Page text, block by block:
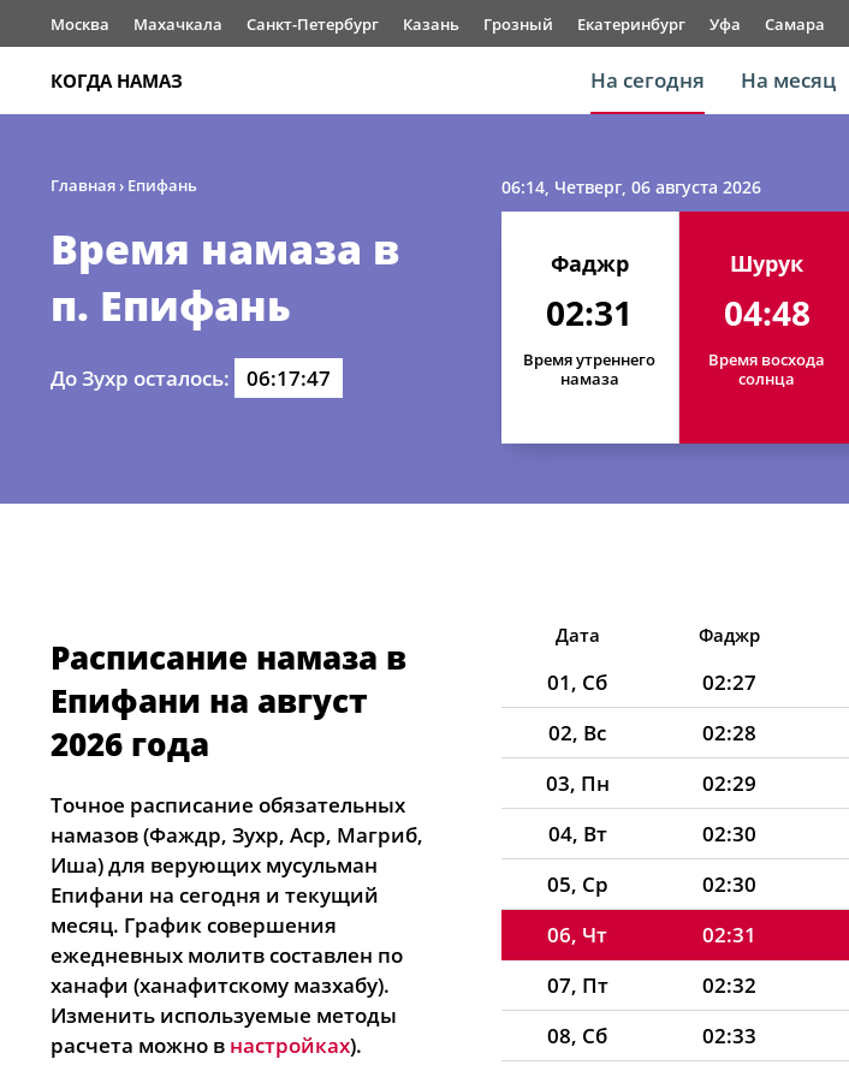
Москва Махачкала Санкт-Петербург Казань Грозный Екатеринбург Уфа Самара
КОГДА НАМАЗ На сегодня На месяц
Главная› Епифань
Время намаза в
п. Епифань
До Зухр осталось: 06:17:47
06:14, Четверг, 06 августа 2026
Фаджр
02:31
Время утреннего
намаза
Шурук
04:48
Время восхода
солнца
Расписание намаза в
Епифани на август
2026 года
Точное расписание обязательных
намазов (Фаждр, Зухр, Аср, Магриб,
Иша) для верующих мусульман
Епифани на сегодня и текущий
месяц. График совершения
ежедневных молитв составлен по
ханафи (ханафитскому мазхабу).
Изменить используемые методы
расчета можно в настройках).
Дата Фаджр
01, Сб 02:27
02, Вс
02:28
03, Пн
02:29
04, Вт
02:30
05, Ср
02:30
06, Чт
02:31
07, Пт
02:32
08, Сб
02:33